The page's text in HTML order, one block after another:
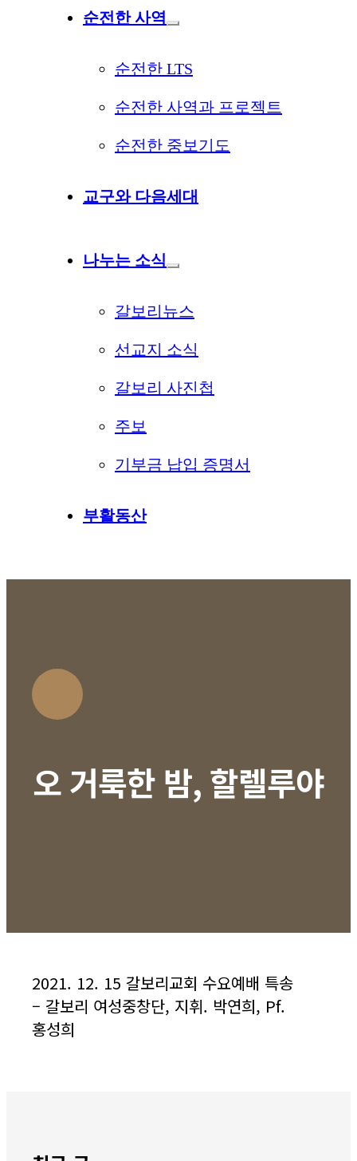
순전한 사역
순전한 LTS
순전한 사역과 프로젝트
순전한 중보기도
교구와 다음세대
나누는 소식
갈보리뉴스
선교지 소식
갈보리 사진첩
주보
기부금 납입 증명서
부활동산
오 거룩한 밤, 할렐루야
2021. 12. 15 갈보리교회 수요예배 특송
– 갈보리 여성중창단, 지휘. 박연희, Pf.
홍성희